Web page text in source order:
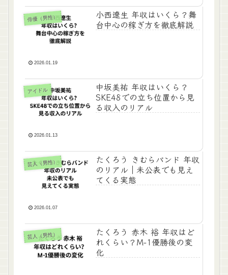
俳優（男性）
小西遼生 年収はいくら？舞
台中心の稼ぎ方を徹底解説
2026.01.19
アイドル
中坂美祐 年収はいくら？
SKE48での立ち位置から見
る収入のリアル
2026.01.13
芸人（男性）
たくろう きむらバンド 年収
のリアル｜未公表でも見え
てくる実態
2026.01.07
芸人（男性）
たくろう 赤木 裕 年収はど
れくらい？M-1優勝後の変
化